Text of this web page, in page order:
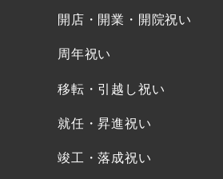
開店・開業・開院祝い
周年祝い
移転・引越し祝い
就任・昇進祝い
竣工・落成祝い